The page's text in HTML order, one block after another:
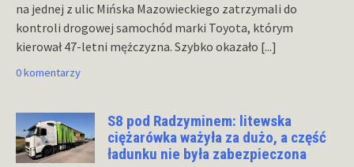
na jednej z ulic Mińska Mazowieckiego zatrzymali do
kontroli drogowej samochód marki Toyota, którym
kierował 47-letni mężczyzna. Szybko okazało [...]
0 komentarzy
S8 pod Radzyminem: litewska
ciężarówka ważyła za dużo, a część
ładunku nie była zabezpieczona